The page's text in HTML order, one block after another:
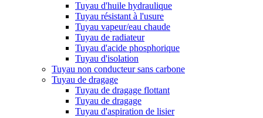
Tuyau d'huile hydraulique
Tuyau résistant à l'usure
Tuyau vapeur/eau chaude
Tuyau de radiateur
Tuyau d'acide phosphorique
Tuyau d'isolation
Tuyau non conducteur sans carbone
Tuyau de dragage
Tuyau de dragage flottant
Tuyau de dragage
Tuyau d'aspiration de lisier